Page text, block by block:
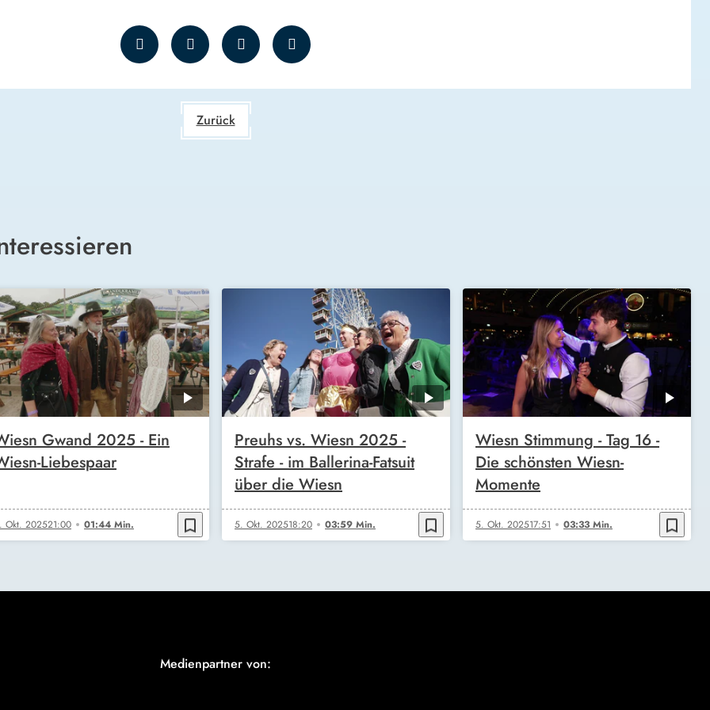
Zurück
Gwand 2025 - Ein
Liebespaar
Okt. 202521:00 01:44 Min. bookmark_border
Preuhs vs. Wiesn 2025 -
Strafe - im Ballerina-Fatsuit
über die Wiesn
5. Okt. 202518:20 03:59 Min. bookmark_border
Wiesn Stimmung - Tag 16 -
Die schönsten Wiesn-
Momente
5. Okt. 202517:51 03:33 Min. bookmark_border
Medienpartner von: